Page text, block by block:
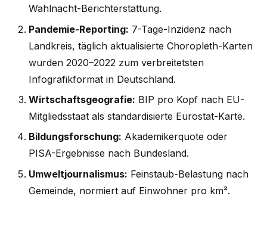
Wahlnacht-Berichterstattung.
Pandemie-Reporting: 7-Tage-Inzidenz nach
Landkreis, täglich aktualisierte Choropleth-Karten
wurden 2020–2022 zum verbreitetsten
Infografikformat in Deutschland.
Wirtschaftsgeografie: BIP pro Kopf nach EU-
Mitgliedsstaat als standardisierte Eurostat-Karte.
Bildungsforschung: Akademikerquote oder
PISA-Ergebnisse nach Bundesland.
Umweltjournalismus: Feinstaub-Belastung nach
Gemeinde, normiert auf Einwohner pro km².